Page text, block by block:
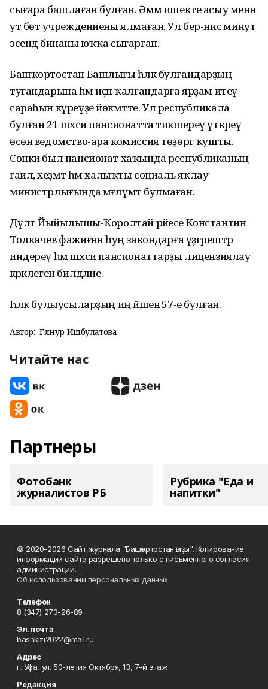
сығара башлаған булған. Әммә ишекте асыу менән
ут бөтә учреждениены ялмаған. Ул бер-нисә минут
эсендә бинаны юҡҡа сығарған.
Башҡортостан Башлығы һәләк булғандарҙың
туғандарына һәм иҫән ҡалғандарға ярҙам итеү
сараһын күреүҙе йөкмәтте. Ул республикала
булған 21 шәхси пансионатта тикшереү үткәреү
өсөн ведомство-ара комиссия төҙөргә ҡушты.
Сөнки был пансионат хаҡында республиканың
ғаилә, хеҙмәт һәм халыҡты социаль яҡлау
министрлығында мәғлүмәт булмаған.
Дәүләт Йыйылышы-Ҡоролтай рәйесе Константин
Толкачев фажиғәнән һуң закондарға үҙгәрештәр
индереү һәм шәхси пансионаттарҙы лицензиялау
кәрәклеген билдәләне.
Һәләк булыусыларҙың иң йәшенә 57-е булған.
Автор: Гөлнур Ишбулатова
Читайте нас
Партнеры
Фотобанк
журналистов РБ
Рубрика "Еда и
напитки"
© 2020-2026 Сайт журнала "Башҡортостан ҡыҙы". Копирование
информации сайта разрешено только с письменного согласия
администрации.
Об использовании персональных данных
Телефон
8 (347) 273-26-89
Эл. почта
bashkizi2022@mail.ru
Адрес
г. Уфа, ул. 50-летия Октября, 13, 7-й этаж
Редакция